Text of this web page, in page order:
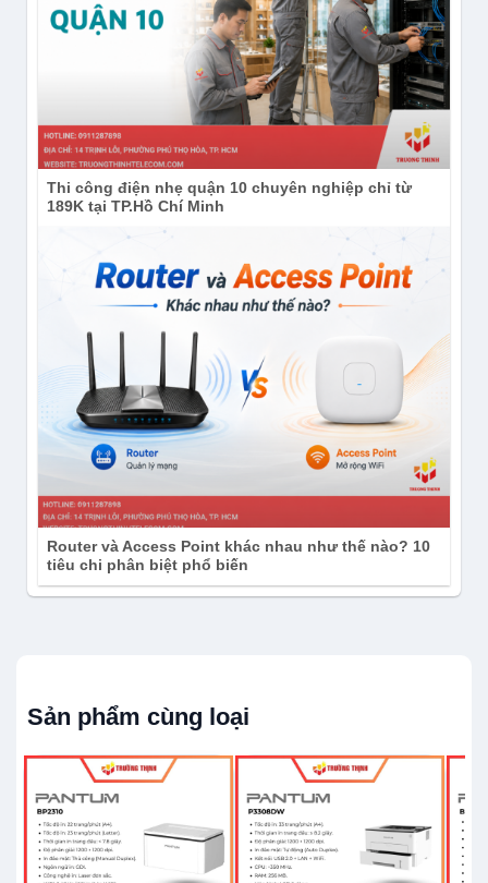
Thi công điện nhẹ quận 10 chuyên nghiệp chỉ từ
189K tại TP.Hồ Chí Minh
Router và Access Point khác nhau như thế nào? 10
tiêu chi phân biệt phổ biến
Sản phẩm cùng loại